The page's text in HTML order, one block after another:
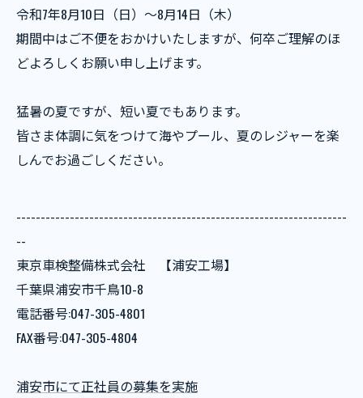
令和7年8月10日（日）～8月14日（木）
期間中はご不便をおかけいたしますが、何卒ご理解のほ
どよろしくお願い申し上げます。
猛暑の夏ですが、短い夏でもあります。
皆さま体調に気をつけて海やプール、夏のレジャーを楽
しんでお過ごしください。
--------------------------------------------------------------------
--
東京車検整備株式会社 【浦安工場】
千葉県浦安市千鳥10-8
電話番号:047-305-4801
FAX番号:047-305-4804
浦安市にて正社員の募集を実施